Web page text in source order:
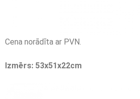
Cena norādīta ar PVN.
Izmērs: 53x51x22cm